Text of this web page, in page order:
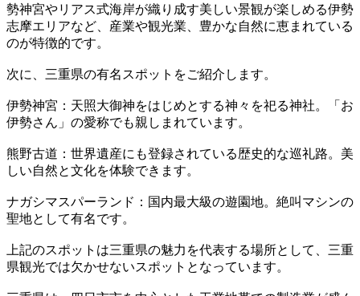
勢神宮やリアス式海岸が織り成す美しい景観が楽しめる伊勢
志摩エリアなど、産業や観光業、豊かな自然に恵まれている
のが特徴的です。
次に、三重県の有名スポットをご紹介します。
伊勢神宮：天照大御神をはじめとする神々を祀る神社。「お
伊勢さん」の愛称でも親しまれています。
熊野古道：世界遺産にも登録されている歴史的な巡礼路。美
しい自然と文化を体験できます。
ナガシマスパーランド：国内最大級の遊園地。絶叫マシンの
聖地として有名です。
上記のスポットは三重県の魅力を代表する場所として、三重
県観光では欠かせないスポットとなっています。